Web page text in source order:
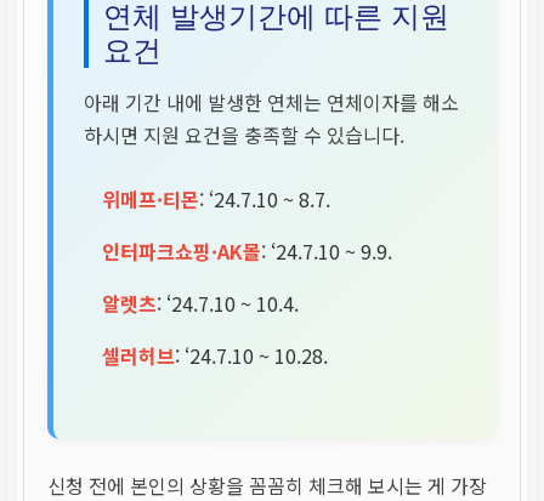
연체 발생기간에 따른 지원
요건
아래 기간 내에 발생한 연체는 연체이자를 해소
하시면 지원 요건을 충족할 수 있습니다.
위메프·티몬: ‘24.7.10 ~ 8.7.
인터파크쇼핑·AK몰: ‘24.7.10 ~ 9.9.
알렛츠: ‘24.7.10 ~ 10.4.
셀러허브: ‘24.7.10 ~ 10.28.
신청 전에 본인의 상황을 꼼꼼히 체크해 보시는 게 가장